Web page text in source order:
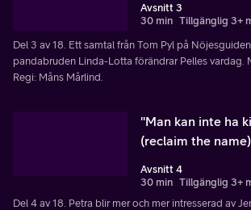
Avsnitt 3
30 min Tillgänglig 3+
Del 3 av 18. Ett samtal från Tom Pyl på
pandabruden Linda-Lotta förändrar Pelles vardag.
Regi: Måns Mårlind.
"Man kan inte ha
(reclaim the
Avsnitt 4
30 min Tillgänglig 3+
Del 4 av 18. Petra blir mer och mer intresserad av